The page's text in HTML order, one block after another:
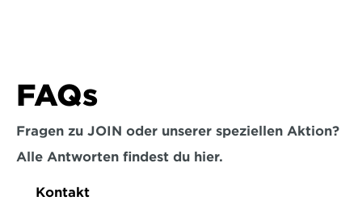
FAQs
Fragen zu JOIN oder unserer speziellen Aktion?
Alle Antworten findest du hier.
Kontakt